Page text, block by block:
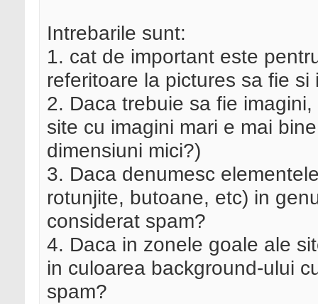
Intrebarile sunt:
1. cat de important este
referitoare la pictures sa fie si
2. Daca trebuie sa fie
site cu imagini mari e mai
dimensiuni mici?)
3. Daca denumesc
rotunjite, butoane, etc) in
considerat spam?
4. Daca in zonele goale ale
in culoarea background-ului
spam?